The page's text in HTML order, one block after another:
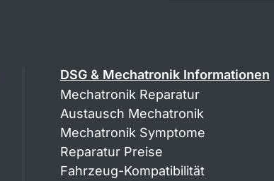
DSG & Mechatronik Informationen
Mechatronik Reparatur
Austausch Mechatronik
Mechatronik Symptome
Reparatur Preise
Fahrzeug-Kompatibilität